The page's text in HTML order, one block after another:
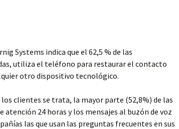
Systems indica que el 62,5 % de las
utiliza el teléfono para restaurar el contacto
otro dispositivo tecnológico.
clientes se trata, la mayor parte (52,8%) de las
24 horas y los mensajes al buzón de voz
las que usan las preguntas frecuentes en sus